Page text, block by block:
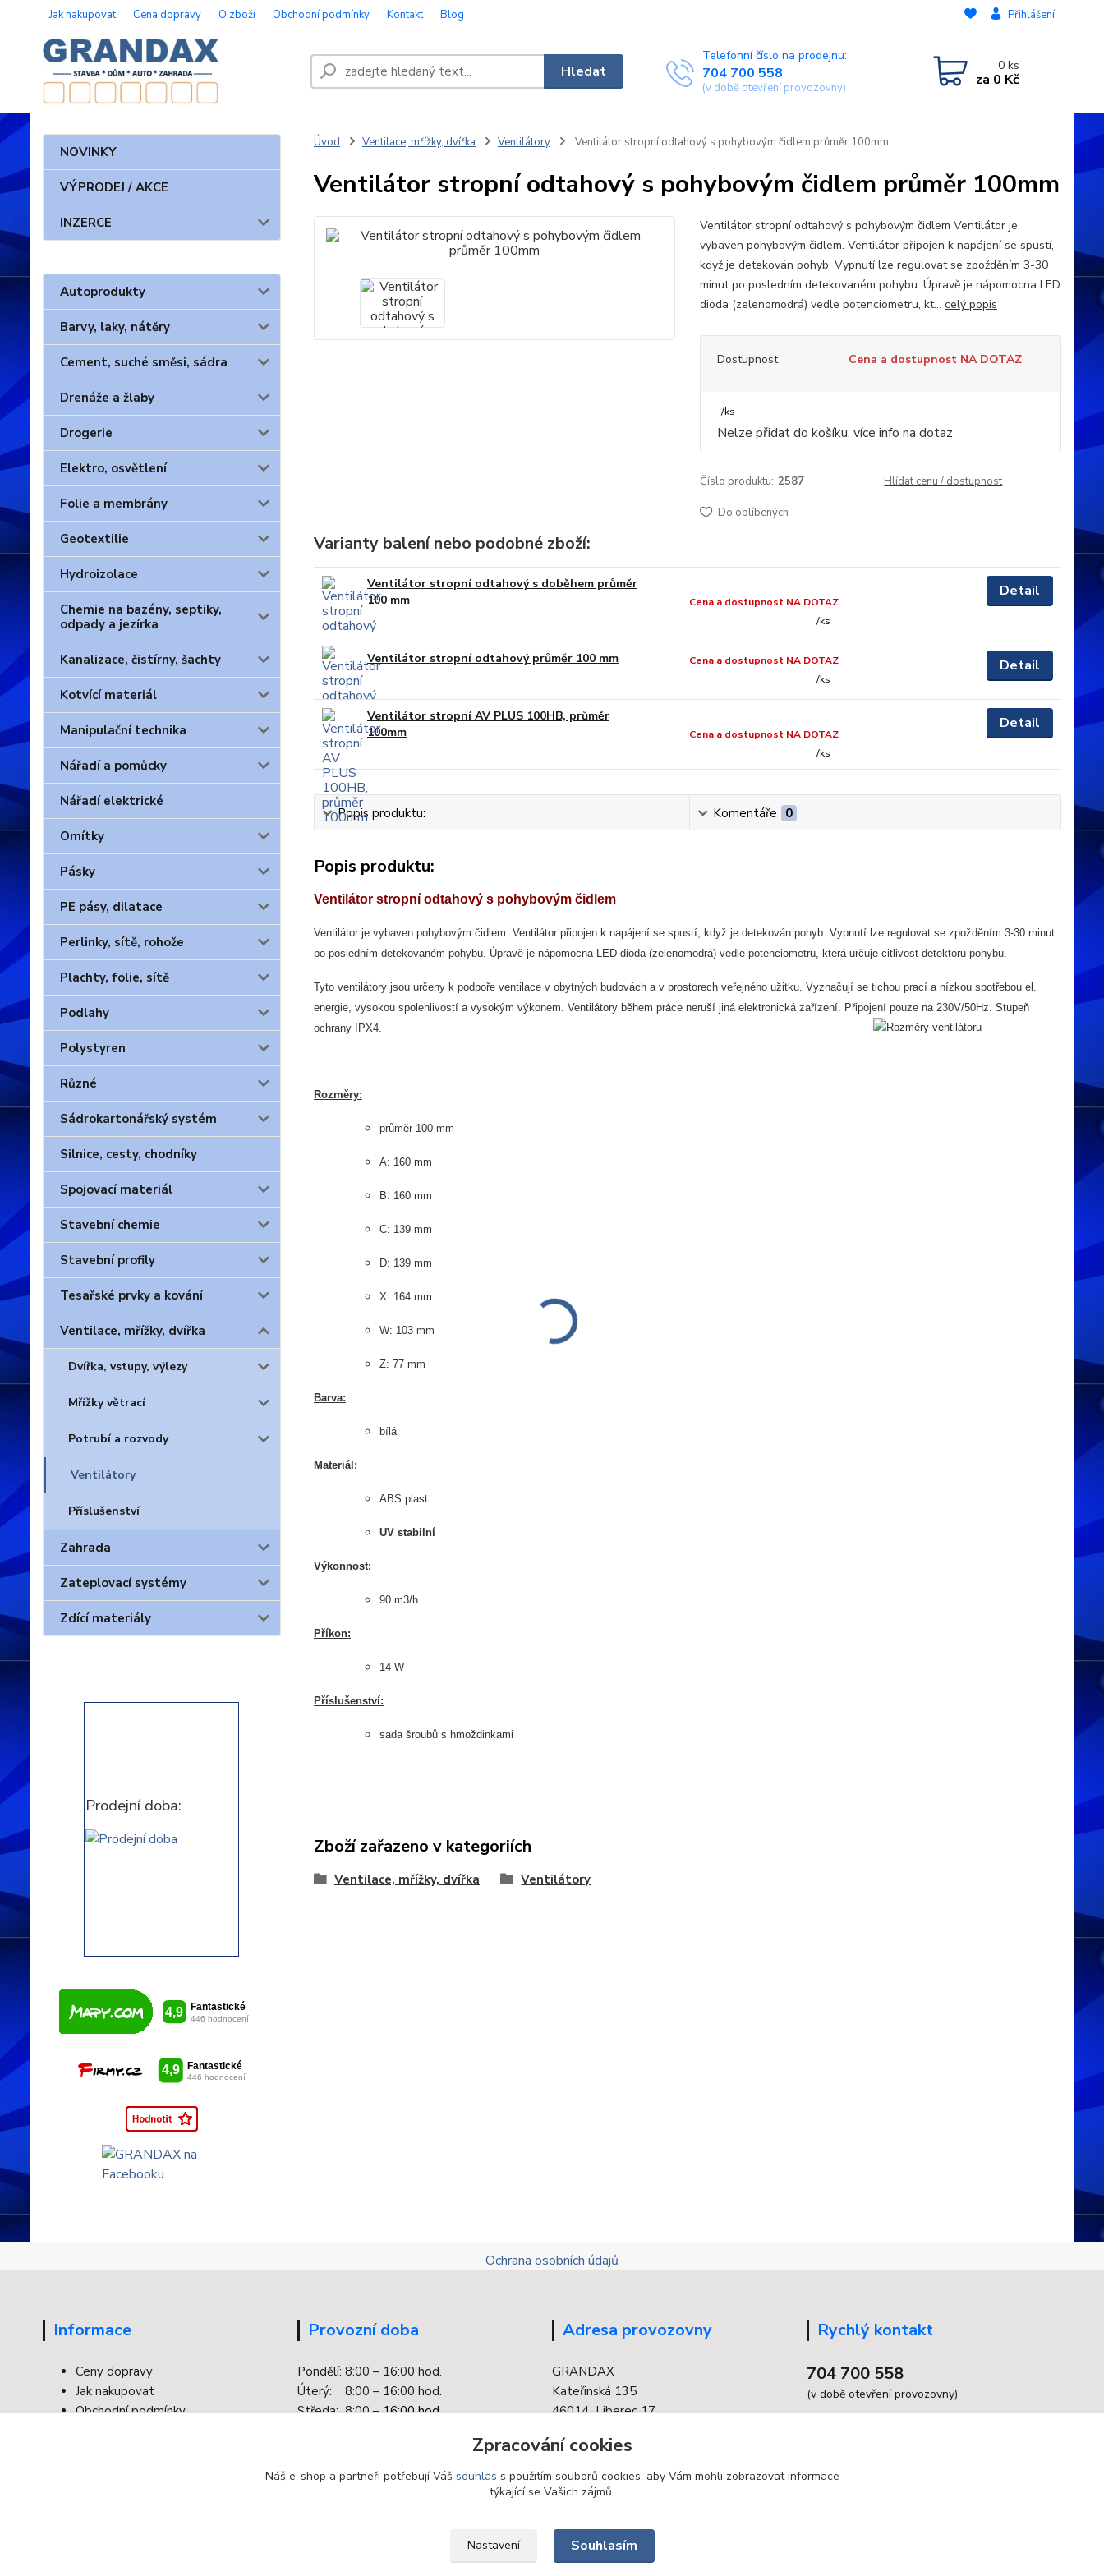
Jak nakupovat Cena dopravy O zboží Obchodní podmínky Kontakt Blog Přihlášení
Hledat
Telefonní číslo na prodejnu:
704 700 558
(v době otevření provozovny)
0ks
za 0 Kč
NOVINKY
VÝPRODEJ / AKCE
INZERCE
Autoprodukty
Barvy, laky, nátěry
Cement, suché směsi, sádra
Drenáže a žlaby
Drogerie
Elektro, osvětlení
Folie a membrány
Geotextilie
Hydroizolace
Chemie na bazény, septiky,
odpady a jezírka
Kanalizace, čistírny, šachty
Kotvící materiál
Manipulační technika
Nářadí a pomůcky
Nářadí elektrické
Omítky
Pásky
PE pásy, dilatace
Perlinky, sítě, rohože
Plachty, folie, sítě
Podlahy
Polystyren
Různé
Sádrokartonářský systém
Silnice, cesty, chodníky
Spojovací materiál
Stavební chemie
Stavební profily
Tesařské prvky a kování
Ventilace, mřížky, dvířka
Dvířka, vstupy, výlezy
Mřížky větrací
Potrubí a rozvody
Ventilátory
Příslušenství
Zahrada
Zateplovací systémy
Zdící materiály
Prodejní doba:
Úvod Ventilace, mřížky, dvířka Ventilátory Ventilátor stropní odtahový s pohybovým čidlem průměr 100mm
Ventilátor stropní odtahový s pohybovým čidlem průměr 100mm
Ventilátor stropní odtahový s pohybovým čidlem Ventilátor je
vybaven pohybovým čidlem. Ventilátor připojen k napájení se spustí,
když je detekován pohyb. Vypnutí lze regulovat se zpožděním 3-30
minut po posledním detekovaném pohybu. Úpravě je nápomocna LED
dioda (zelenomodrá) vedle potenciometru, kt... celý popis
Dostupnost Cena a dostupnost NA DOTAZ
/ks
Nelze přidat do košíku, více info na dotaz
Číslo produktu: 2587 Hlídat cenu / dostupnost
Do oblíbených
Varianty balení nebo podobné zboží:
Ventilátor stropní odtahový s doběhem průměr
100 mm
/ks
Cena a dostupnost NA DOTAZ
Detail
Ventilátor stropní odtahový průměr 100 mm
/ks
Cena a dostupnost NA DOTAZ Detail
Ventilátor stropní AV PLUS 100HB, průměr
100mm
/ks
Cena a dostupnost NA DOTAZ
Detail
Popis produktu: Komentáře 0
Popis produktu:
Ventilátor stropní odtahový s pohybovým čidlem
Ventilátor je vybaven pohybovým čidlem. Ventilátor připojen k napájení se spustí, když je detekován pohyb. Vypnutí lze regulovat se zpožděním 3-30 minut
po posledním detekovaném pohybu. Úpravě je nápomocna LED dioda (zelenomodrá) vedle potenciometru, která určuje citlivost detektoru pohybu.
Tyto ventilátory jsou určeny k podpoře ventilace v obytných budovách a v prostorech veřejného užitku. Vyznačují se tichou prací a nízkou spotřebou el.
energie, vysokou spolehlivostí a vysokým výkonem. Ventilátory během práce neruší jiná elektronická zařízení. Připojení pouze na 230V/50Hz. Stupeň
ochrany IPX4.
Rozměry:
průměr 100 mm
A: 160 mm
B: 160 mm
C: 139 mm
D: 139 mm
X: 164 mm
W: 103 mm
Z: 77 mm
Barva:
bílá
Materiál:
ABS plast
UV stabilní
Výkonnost:
90 m3/h
Příkon:
14 W
Příslušenství:
sada šroubů s hmoždinkami
Zboží zařazeno v kategoriích
Ventilace, mřížky, dvířka Ventilátory
Ochrana osobních údajů
Informace
Ceny dopravy
Jak nakupovat
Obchodní podmínky
Provozní doba
Pondělí: 8:00 – 16:00 hod.
Úterý: 8:00 – 16:00 hod.
Středa: 8:00 –16:00 hod.
Adresa provozovny
GRANDAX
Kateřinská 135
46014 Liberec 17
Rychlý kontakt
704 700 558
(v době otevření provozovny)
Zpracování cookies
Náš e-shop a partneři potřebují Váš souhlas s použitím souborů cookies, aby Vám mohli zobrazovat informace
týkající se Vašich zájmů.
Nastavení Souhlasím